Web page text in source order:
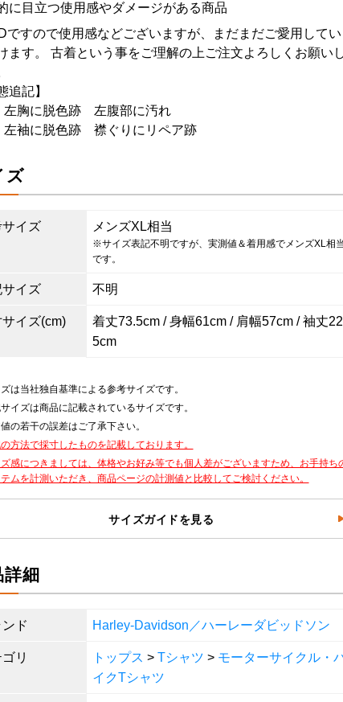
に目立つ使用感やダメージがある商品
ですので使用感などございますが、まだまだご愛用してい
ます。 古着という事をご理解の上ご注文よろしくお願い
追記】
左胸に脱色跡 左腹部に汚れ
左袖に脱色跡 襟ぐりにリペア跡
ズ
イズ メンズXL相当
※サイズ表記不明ですが、実測値＆着用感でメンズXL相
です。
イズ 不明
イズ(cm)
着丈73.5cm / 身幅61cm / 肩幅57cm / 袖丈
5cm
は当社独自基準による参考サイズです。
イズは商品に記載されているサイズです。
の若干の誤差はご了承下さい。
方法で採寸したものを記載しております。
感につきましては、体格やお好み等でも個人差がございますため、お手持ち
ムを計測いただき、商品ページの計測値と比較してご検討ください。
サイズガイドを見る
詳細
ド Harley-Davidson／ハーレーダビッドソン
リ トップス > Tシャツ > モーターサイクル・
イクTシャツ